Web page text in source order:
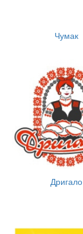
Чумак
Дригало